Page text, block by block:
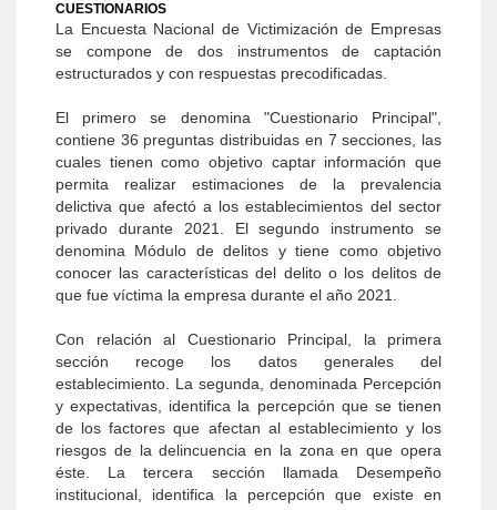
CUESTIONARIOS
La Encuesta Nacional de Victimización de Empresas
se compone de dos instrumentos de captación
estructurados y con respuestas precodificadas.
El primero se denomina "Cuestionario Principal",
contiene 36 preguntas distribuidas en 7 secciones, las
cuales tienen como objetivo captar información que
permita realizar estimaciones de la prevalencia
delictiva que afectó a los establecimientos del sector
privado durante 2021. El segundo instrumento se
denomina Módulo de delitos y tiene como objetivo
conocer las características del delito o los delitos de
que fue víctima la empresa durante el año 2021.
Con relación al Cuestionario Principal, la primera
sección recoge los datos generales del
establecimiento. La segunda, denominada Percepción
y expectativas, identifica la percepción que se tienen
de los factores que afectan al establecimiento y los
riesgos de la delincuencia en la zona en que opera
éste. La tercera sección llamada Desempeño
institucional, identifica la percepción que existe en